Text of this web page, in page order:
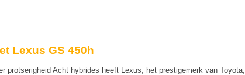
Lexus GS 450h
protserigheid Acht hybrides heeft Lexus, het prestigemerk van Toyota,